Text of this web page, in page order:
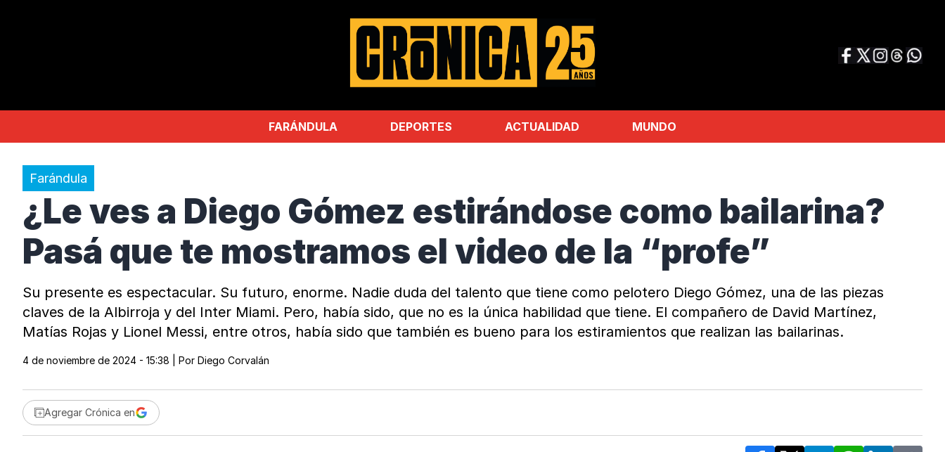
FARÁNDULA DEPORTES ACTUALIDAD MUNDO
Farándula
¿Le ves a Diego Gómez estirándose como bailarina?
Pasá que te mostramos el video de la “profe”
Su presente es espectacular. Su futuro, enorme. Nadie duda del talento que tiene como pelotero Diego Gómez, una de las piezas
claves de la Albirroja y del Inter Miami. Pero, había sido, que no es la única habilidad que tiene. El compañero de David Martínez,
Matías Rojas y Lionel Messi, entre otros, había sido que también es bueno para los estiramientos que realizan las bailarinas.
4 de noviembre de 2024 - 15:38 | Por Diego Corvalán
Agregar Crónica en